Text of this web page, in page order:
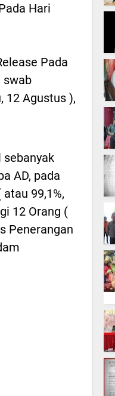
Hari
Pada
swab
12 Agustus ),
sebanyak
AD, pada
99,1%,
12 Orang (
Penerangan